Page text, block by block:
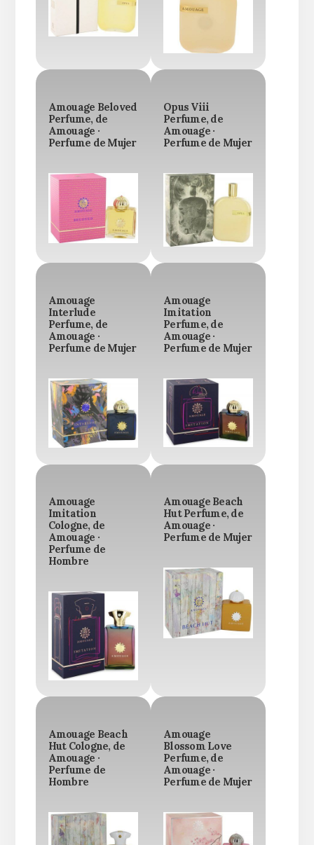
Amouage Beloved
Perfume, de
Amouage ·
Perfume de Mujer
Opus Viii
Perfume, de
Amouage ·
Perfume de Mujer
Amouage
Interlude
Perfume, de
Amouage ·
Perfume de Mujer
Amouage
Imitation
Perfume, de
Amouage ·
Perfume de Mujer
Amouage
Imitation
Cologne, de
Amouage ·
Perfume de
Hombre
Amouage Beach
Hut Perfume, de
Amouage ·
Perfume de Mujer
Amouage Beach
Hut Cologne, de
Amouage ·
Perfume de
Hombre
Amouage
Blossom Love
Perfume, de
Amouage ·
Perfume de Mujer